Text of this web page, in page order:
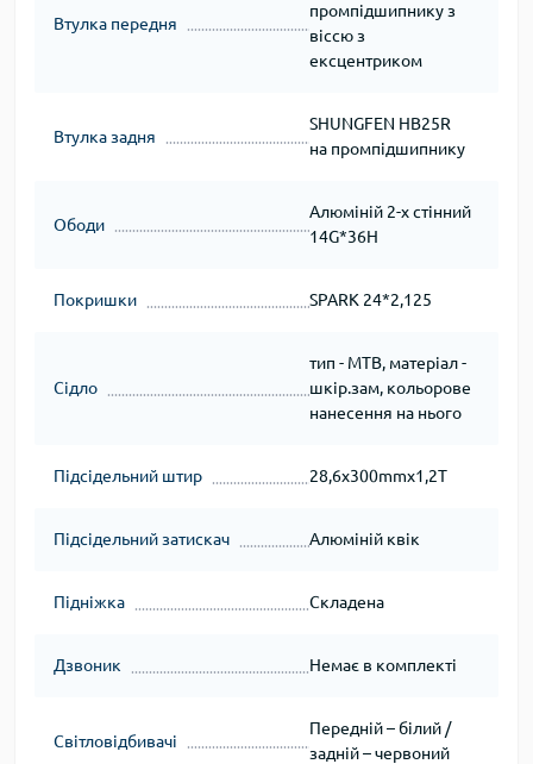
Втулка передня
промпідшипнику з
віссю з
ексцентриком
Втулка задня
SHUNGFEN HB25R
на промпідшипнику
Ободи
Алюміній 2-х стінний
14G*36H
Покришки SPARK 24*2,125
Сідло
тип - MTB, матеріал -
шкір.зам, кольорове
нанесення на нього
Підсідельний штир 28,6х300mmх1,2T
Підсідельний затискач Алюміній квік
Підніжка Складена
Дзвоник Немає в комплекті
Світловідбивачі
Передній – білий /
задній – червоний